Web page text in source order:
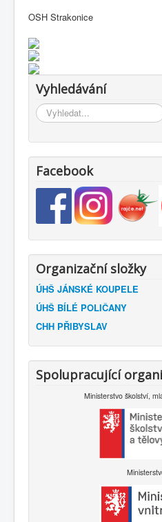
OSH Strakonice
Vyhledávání
Vyhledávání...
Facebook
Organizační složky
ÚHŠ JÁNSKÉ KOUPELE
ÚHŠ BÍLÉ POLIČANY
CHH PŘIBYSLAV
Spolupracující
Ministerstvo školství,